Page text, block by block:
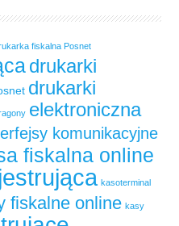
fiskalna Posnet
drukarki
drukarki
elektroniczna
komunikacyjne
fiskalna online
kasoterminal
fiskalne online kasy